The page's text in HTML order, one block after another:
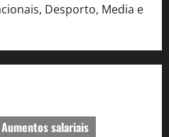
Desporto, Media e
Aumentos salariais